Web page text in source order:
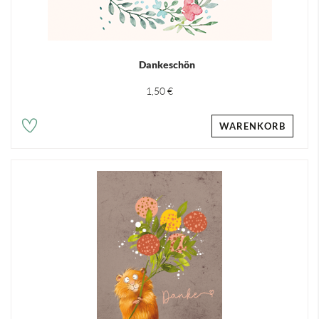
Dankeschön
1,50 €
WARENKORB